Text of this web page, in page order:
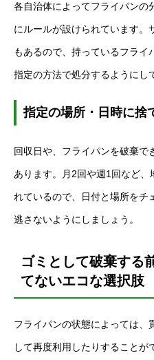
各自治体によってフライパンの
にルールが設けられています。
もあるので、持っているフライ
指定の方法で処分するようにし
指定の場所・日時に捨
回収日や、フライパンを破棄で
あります。月2回や週1回など
れているので、日付と場所をチ
逃さないようにしましょう。
ゴミとして破棄する
てないエコな選択肢
フライパンの状態によっては、
して再度利用したりすることが